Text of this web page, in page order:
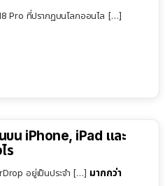
Pro ที่ปรากฏบนโลกออนไล […]
บน iPhone, iPad และ
ร
อยู่เป็นประจำ […] มากกว่า